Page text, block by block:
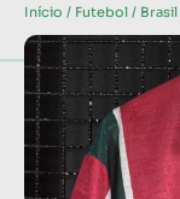
Início / Futebol / Brasil